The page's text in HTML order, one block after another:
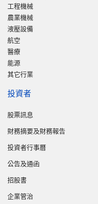
工程機械
農業機械
液壓設備
航空
醫療
能源
其它行業
投資者
股票訊息
財務摘要及財務報告
投資者行事曆
公告及通函
招股書
企業管治